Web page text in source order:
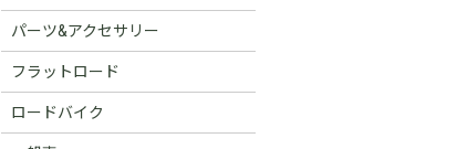
パーツ&アクセサリー
フラットロード
ロードバイク